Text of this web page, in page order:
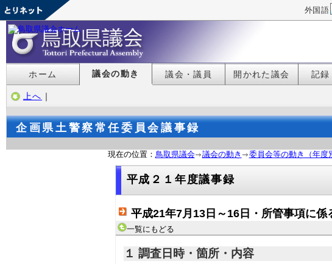
外国語
ホーム 議会の動き 議会・議員 開かれた議会 記録
上へ ｜
企画県土警察常任委員会議事録
現在の位置： 鳥取県議会 議会の動き 委員会等の動き（年度
平成２１年度議事録
平成21年7月13日～16日・所管事項に係
一覧にもどる
１ 調査日時・箇所・内容